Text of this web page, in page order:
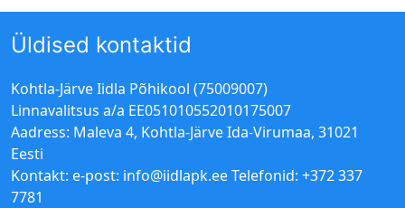
Üldised kontaktid
Kohtla-Järve Iidla Põhikool (75009007)
Linnavalitsus a/a EE051010552010175007
Aadress: Maleva 4, Kohtla-Järve Ida-Virumaa, 31021
Eesti
Kontakt: e-post: info@iidlapk.eeTelefonid: +372 337
7781